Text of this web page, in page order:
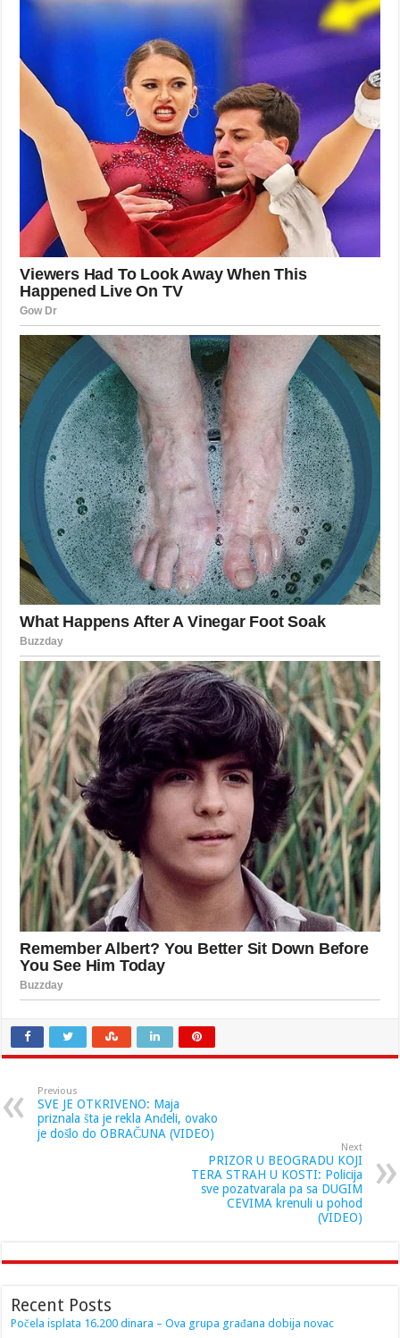
Previous
SVE JE OTKRIVENO: Maja
priznala šta je rekla Anđeli, ovako
je došlo do OBRAČUNA (VIDEO)
Next
PRIZOR U BEOGRADU KOJI
TERA STRAH U KOSTI: Policija
sve pozatvarala pa sa DUGIM
CEVIMA krenuli u pohod
(VIDEO)
Recent Posts
Počela isplata 16.200 dinara – Ova grupa građana dobija novac